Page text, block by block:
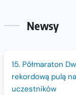
Newsy
15. Półmaraton
rekordową pulą
uczestników